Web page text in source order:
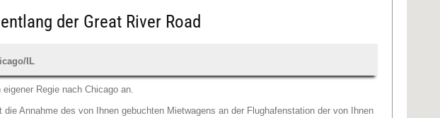
der Great River Road
IL
Regie nach Chicago an.
die Annahme des von Ihnen gebuchten Mietwagens an der Flughafenstation der von Ihnen